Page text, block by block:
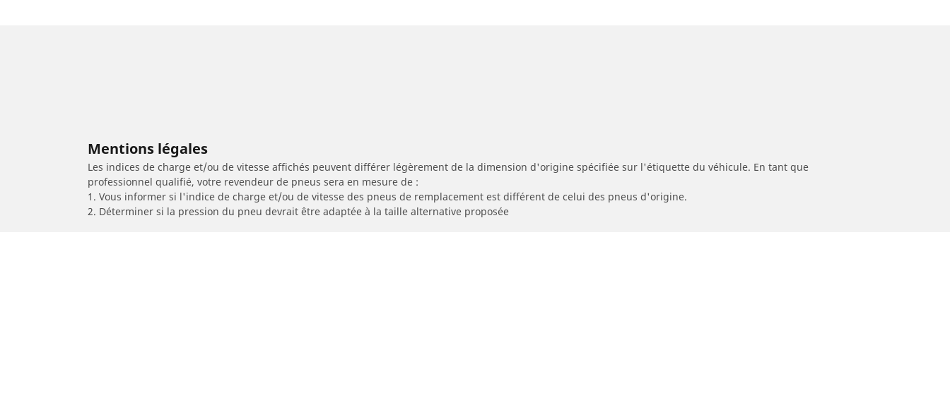
Mentions légales
Les indices de charge et/ou de vitesse affichés peuvent différer légèrement de la dimension d'origine spécifiée sur l'étiquette du véhicule. En tant que
professionnel qualifié, votre revendeur de pneus sera en mesure de :
1. Vous informer si l'indice de charge et/ou de vitesse des pneus de remplacement est différent de celui des pneus d'origine.
2. Déterminer si la pression du pneu devrait être adaptée à la taille alternative proposée